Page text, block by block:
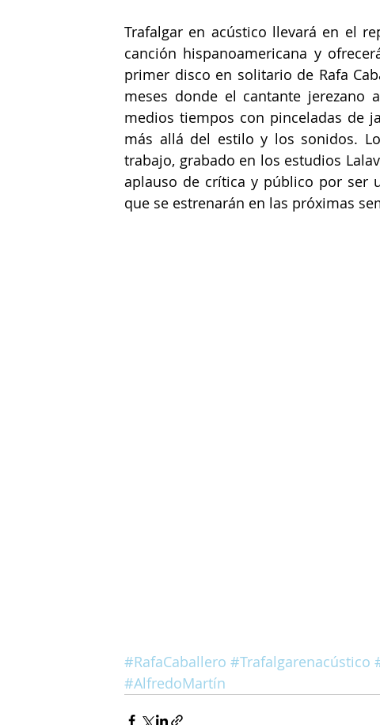
Trafalgar en acústico llevará en el
canción hispanoamericana y
primer disco en solitario de Rafa
meses donde el cantante jerezano
medios tiempos con pinceladas de
más allá del estilo y los sonidos.
trabajo, grabado en los estudios
aplauso de crítica y público por ser
que se estrenarán en las próximas
#RafaCaballero #Trafalgarenacústico
#AlfredoMartín